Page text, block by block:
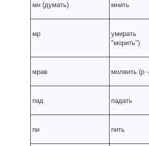
мн (думать) мнить
мр
умирать
"морить")
мрав молвить (р -
пад падать
пи пить